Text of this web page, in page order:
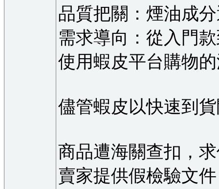
品質把關：煙油成
需求導向：從入門
使用蝦皮平台購物
儘管蝦皮以快速到
商品遭海關查扣，
賣家提供假檢驗文